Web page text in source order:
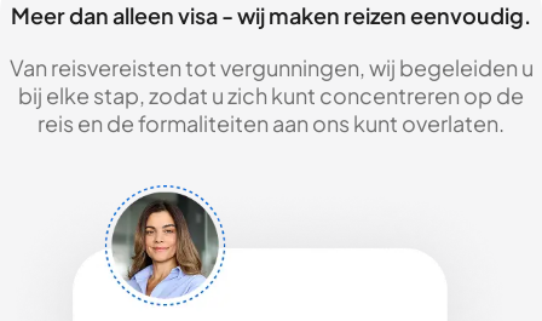
Meer dan alleen visa - wij maken reizen eenvoudig.
Van reisvereisten tot vergunningen, wij begeleiden u
bij elke stap, zodat u zich kunt concentreren op de
reis en de formaliteiten aan ons kunt overlaten.